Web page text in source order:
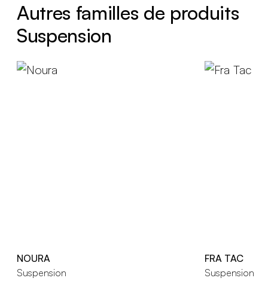
Autres familles de produits
Suspension
NOURA
Suspension
FRA TAC
Suspension